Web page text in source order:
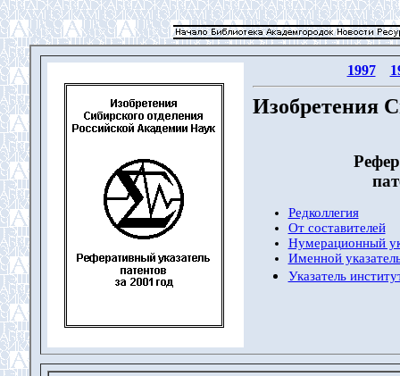
1997
Изобретения
Редколлегия
От составителей
Нумерационный
Именной
Указатель